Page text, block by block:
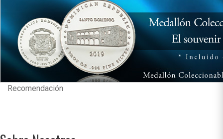
Recomendación